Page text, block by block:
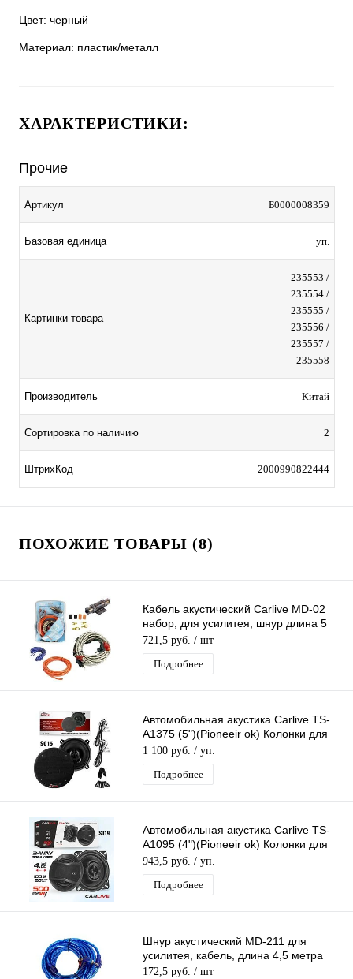
Цвет: черный
Материал: пластик/металл
ХАРАКТЕРИСТИКИ:
Прочие
Артикул Б0000008359
Базовая единица уп.
Картинки товара
235553 /
235554 /
235555 /
235556 /
235557 /
235558
Производитель Китай
Сортировка по наличию 2
ШтрихКод 2000990822444
ПОХОЖИЕ ТОВАРЫ (8)
Кабель акустический Carlive MD-02
набор, для усилитея, шнур длина 5
метров
721,5 руб. / шт
Подробнее
Автомобильная акустика Carlive TS-
A1375 (5")(Pioneeir ok) Колонки для
Авто (2 Коаксиальных Динамика)
1 100 руб. / уп.
Подробнее
Автомобильная акустика Carlive TS-
A1095 (4")(Pioneeir ok) Колонки для
Авто (2 Коаксиальных Динамика)
943,5 руб. / уп.
Подробнее
Шнур акустический MD-211 для
усилитея, кабель, длина 4,5 метра
172,5 руб. / шт